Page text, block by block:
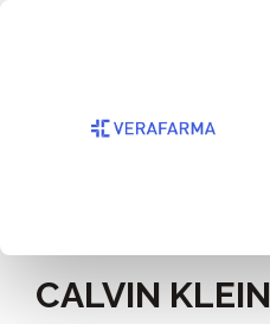
Passa alla navigazione
CALVIN